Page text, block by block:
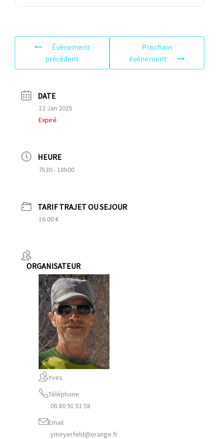
Événement
précédent
Prochain
événement
DATE
12 Jan 2025
Expiré
HEURE
7h30 - 18h00
TARIF TRAJET OU SEJOUR
16.00 €
ORGANISATEUR
Yves
Téléphone
06 80 91 51 58
Email
ymeyerfeld@orange.fr